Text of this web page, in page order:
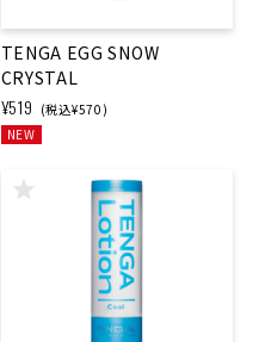
TENGA EGG SNOW
CRYSTAL
¥519 (税込¥570)
NEW